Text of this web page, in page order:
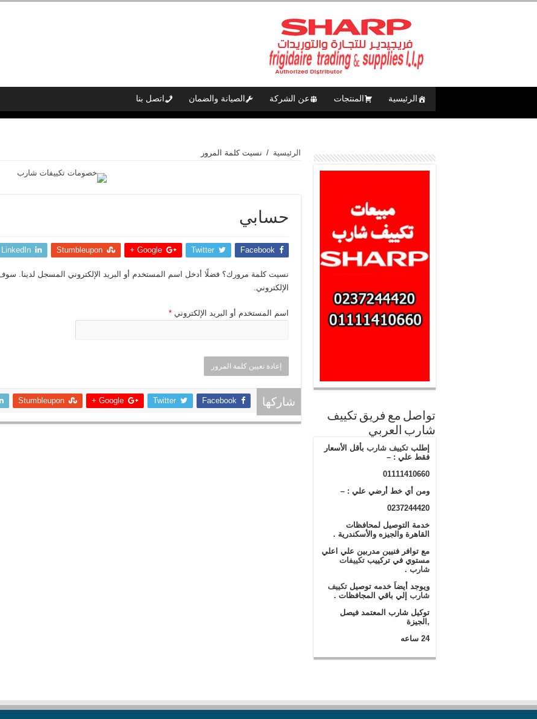
الرئيسية المنتجات عن الشركة الصيانة والضمان اتصل بنا
الرئيسية / نسيت كلمة المرور
حسابي
Facebook
Twitter
Google +
Stumbleupon
LinkedIn
نسيت كلمة مرورك؟ فضلًا أدخل اسم المستخدم أو البريد الإلكتروني المسجل لدينا.
الإلكتروني.
اسم المستخدم أو البريد الإلكتروني *مطلوبة
إعادة تعيين كلمة المرور
شاركها Facebook
Twitter
Google +
Stumbleupon
تواصل مع فريق تكييف
شارب العربي
إطلب تكييف شارب بأقل الأسعار
فقط علي : –
01111410660
ومن أي خط أرضي علي : –
0237244420
خدمة التوصيل لمحافظات
القاهرة والجيزه والأسكندرية .
مع توافر فنيين مدربين علي اعلي
مستوي في تركييب تكييفات
شارب .
ويوجد أيضاَ خدمه توصيل تكييف
شارب إلي باقي المجافظات .
توكيل شارب المعتمد فيصل
,الجيزة
24 ساعه